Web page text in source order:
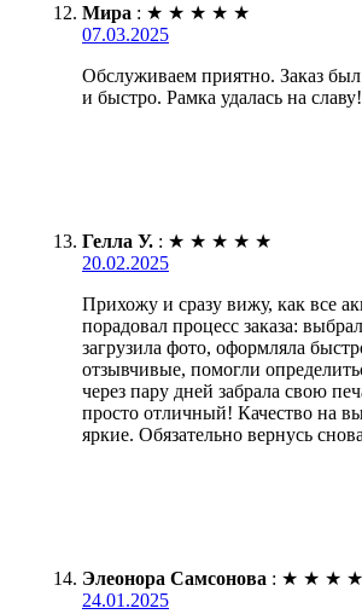
Мира : ★ ★ ★ ★ ★
07.03.2025
Обслуживаем приятно. Заказ
и быстро. Рамка удалась на славу!
Гелла У. : ★ ★ ★ ★ ★
20.02.2025
Прихожу и сразу вижу, как все
порадовал процесс заказа:
загрузила фото, оформляла
отзывчивые, помогли
через пару дней забрала свою
просто отличный! Качество на
яркие. Обязательно вернусь
Элеонора Самсонова : ★ ★ ★ ★
24.01.2025